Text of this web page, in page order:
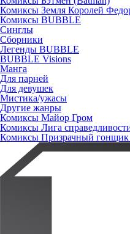
Комиксы Земля Королей
Комиксы BUBBLE
Синглы
Сборники
Легенды BUBBLE
BUBBLE Visions
Манга
Для парней
Для девушек
Мистика/ужасы
Другие жанры
Комиксы Майор Гром
Комиксы Лига
Комиксы Призрачный гонщик